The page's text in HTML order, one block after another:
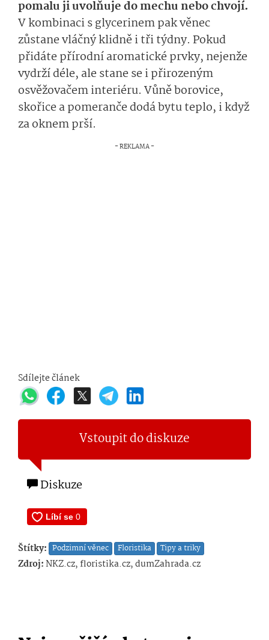
pomalu ji uvolňuje do mechu nebo chvojí.
V kombinaci s glycerinem pak věnec
zůstane vláčný klidně i tři týdny. Pokud
přidáte přírodní aromatické prvky, nejenže
vydrží déle, ale stane se i přirozeným
osvěžovačem interiéru. Vůně borovice,
skořice a pomeranče dodá bytu teplo, i když
za oknem prší.
Sdílejte článek
Vstoupit do diskuze
Diskuze
Štítky: Podzimní věnec Floristika Tipy a triky
Zdroj:NKZ.cz, floristika.cz, dumZahrada.cz